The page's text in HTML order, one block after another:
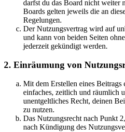
darfst du das Board nicht weiter
Boards gelten jeweils die an
Regelungen.
Der Nutzungsvertrag wird auf
und kann von beiden Seiten
jederzeit gekündigt werden.
2. Einräumung von
Mit dem Erstellen eines Beitrags
einfaches, zeitlich und räumlich
unentgeltliches Recht, deinen
zu nutzen.
Das Nutzungsrecht nach Punkt
nach Kündigung des